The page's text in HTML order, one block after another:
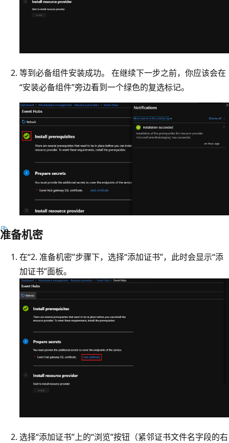
等到必备组件安装成功。 在继续下一步之前，你应该会在
“安装必备组件”旁边看到一个绿色的复选标记。
准备机密
在“2. 准备机密”步骤下，选择“添加证书”，此时会显示“添
加证书”面板。
选择“添加证书”上的“浏览”按钮（紧邻证书文件名字段的右